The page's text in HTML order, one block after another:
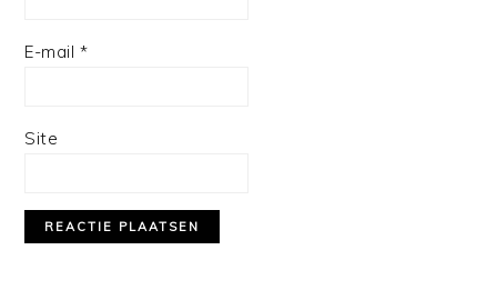
E-mail *
Site